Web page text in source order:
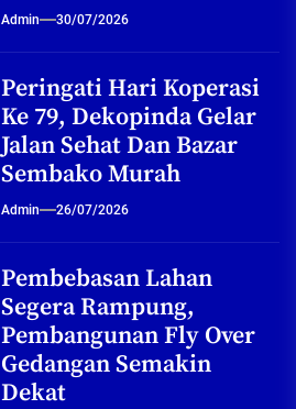
Admin 30/07/2026
Peringati Hari Koperasi
Ke 79, Dekopinda Gelar
Jalan Sehat Dan Bazar
Sembako Murah
Admin 26/07/2026
Pembebasan Lahan
Segera Rampung,
Pembangunan Fly Over
Gedangan Semakin
Dekat